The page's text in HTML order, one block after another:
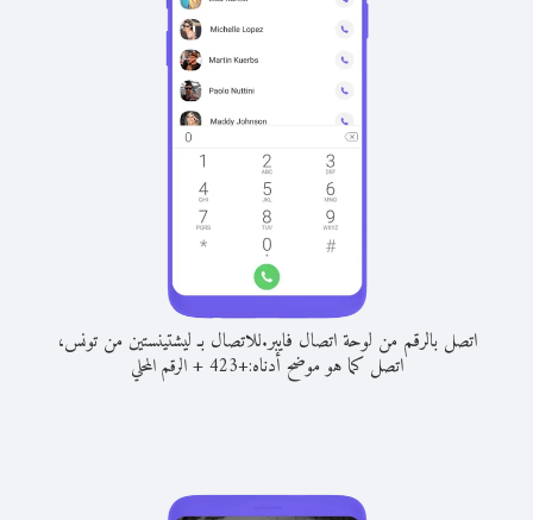
اتصل بالرقم من لوحة اتصال فايبر.للاتصال بـ ليشتينستين من تونس،
اتصل كما هو موضح أدناه:+
423
+الرقم المحلي